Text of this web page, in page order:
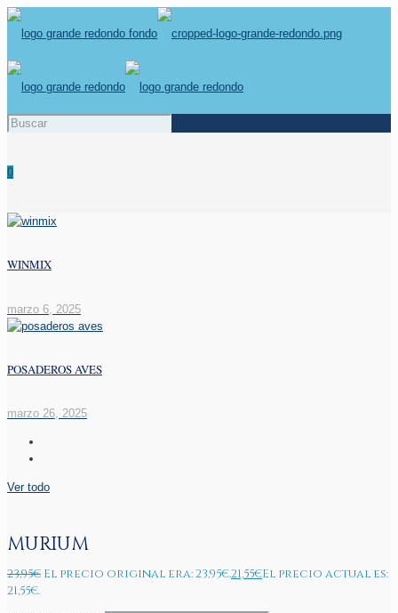
0
WINMIX
marzo 6, 2025
POSADEROS AVES
marzo 26, 2025
Ver todo
MURIUM
23,95€ El precio original era: 23,95€.21,55€El precio actual es:
21,55€.